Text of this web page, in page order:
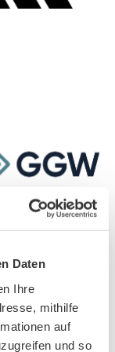
Daten
Ihre
mithilfe
auf
und so